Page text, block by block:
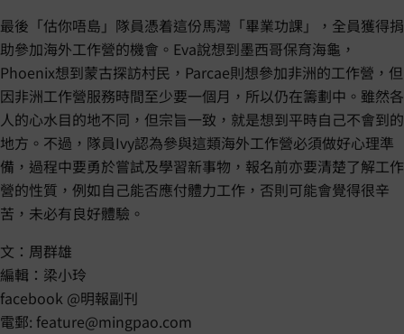
最後「估你唔島」隊員憑着這份馬灣「畢業功課」，全員獲得捐
助參加海外工作營的機會。Eva說想到墨西哥保育海龜，
Phoenix想到蒙古探訪村民，Parcae則想參加非洲的工作營，但
因非洲工作營服務時間至少要一個月，所以仍在籌劃中。雖然各
人的心水目的地不同，但宗旨一致，就是想到平時自己不會到的
地方。不過，隊員Ivy認為參與這類海外工作營必須做好心理準
備，過程中要勇於嘗試及學習新事物，報名前亦要清楚了解工作
營的性質，例如自己能否應付體力工作，否則可能會覺得很辛
苦，未必有良好體驗。
文：周群雄
編輯：梁小玲
facebook @明報副刊
電郵: feature@mingpao.com